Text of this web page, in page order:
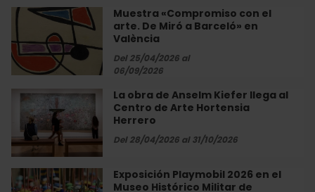
el
Trinquet
Pelayo
de
València
Muestra «Compromiso con el
arte. De Miró a Barceló» en
València
Del 25/04/2026 al
06/09/2026
Muestra
«Compromiso
con
el
arte.
De
Miró
Barceló»
en
València
La obra de Anselm Kiefer llega al
Centro de Arte Hortensia
Herrero
Del 28/04/2026 al 31/10/2026
La
obra
Anselm
Kiefer
llega
al
Exposición Playmobil 2026 en el
Museo Histórico Militar de
Exposición